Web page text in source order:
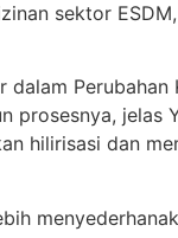
sektor
Perubahan
jelas
hilirisasi dan